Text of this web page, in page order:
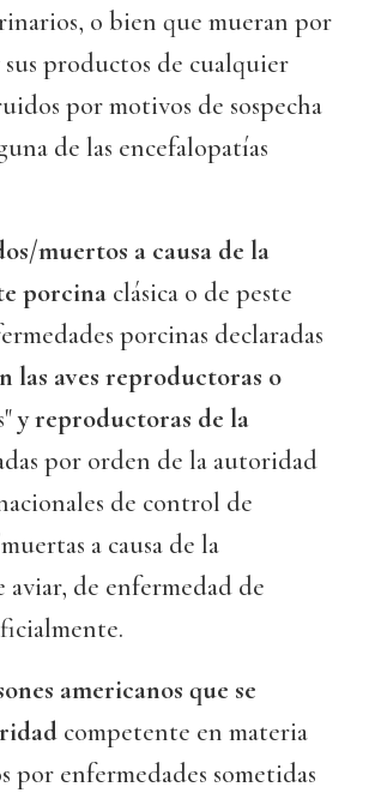
o bien que mueran por
productos de cualquier
por motivos de sospecha
de las encefalopatías
muertos a causa de la
porcina clásica o de peste
porcinas declaradas
las aves reproductoras o
y reproductoras de la
por orden de la autoridad
de control de
a causa de la
de enfermedad de
americanos que se
competente en materia
por enfermedades sometidas